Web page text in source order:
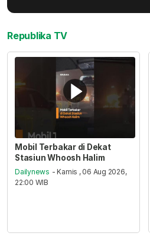
Republika TV
Mobil Terbakar di Dekat
Stasiun Whoosh Halim
Dailynews - Kamis , 06 Aug 2026,
22:00 WIB